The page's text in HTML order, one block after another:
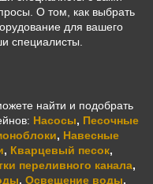
О том, как выбрать
для вашего
специалисты.
найти и подобрать
Насосы, Песочные
, Навесные
, Кварцевый песок,
переливного канала,
, Освещение воды,